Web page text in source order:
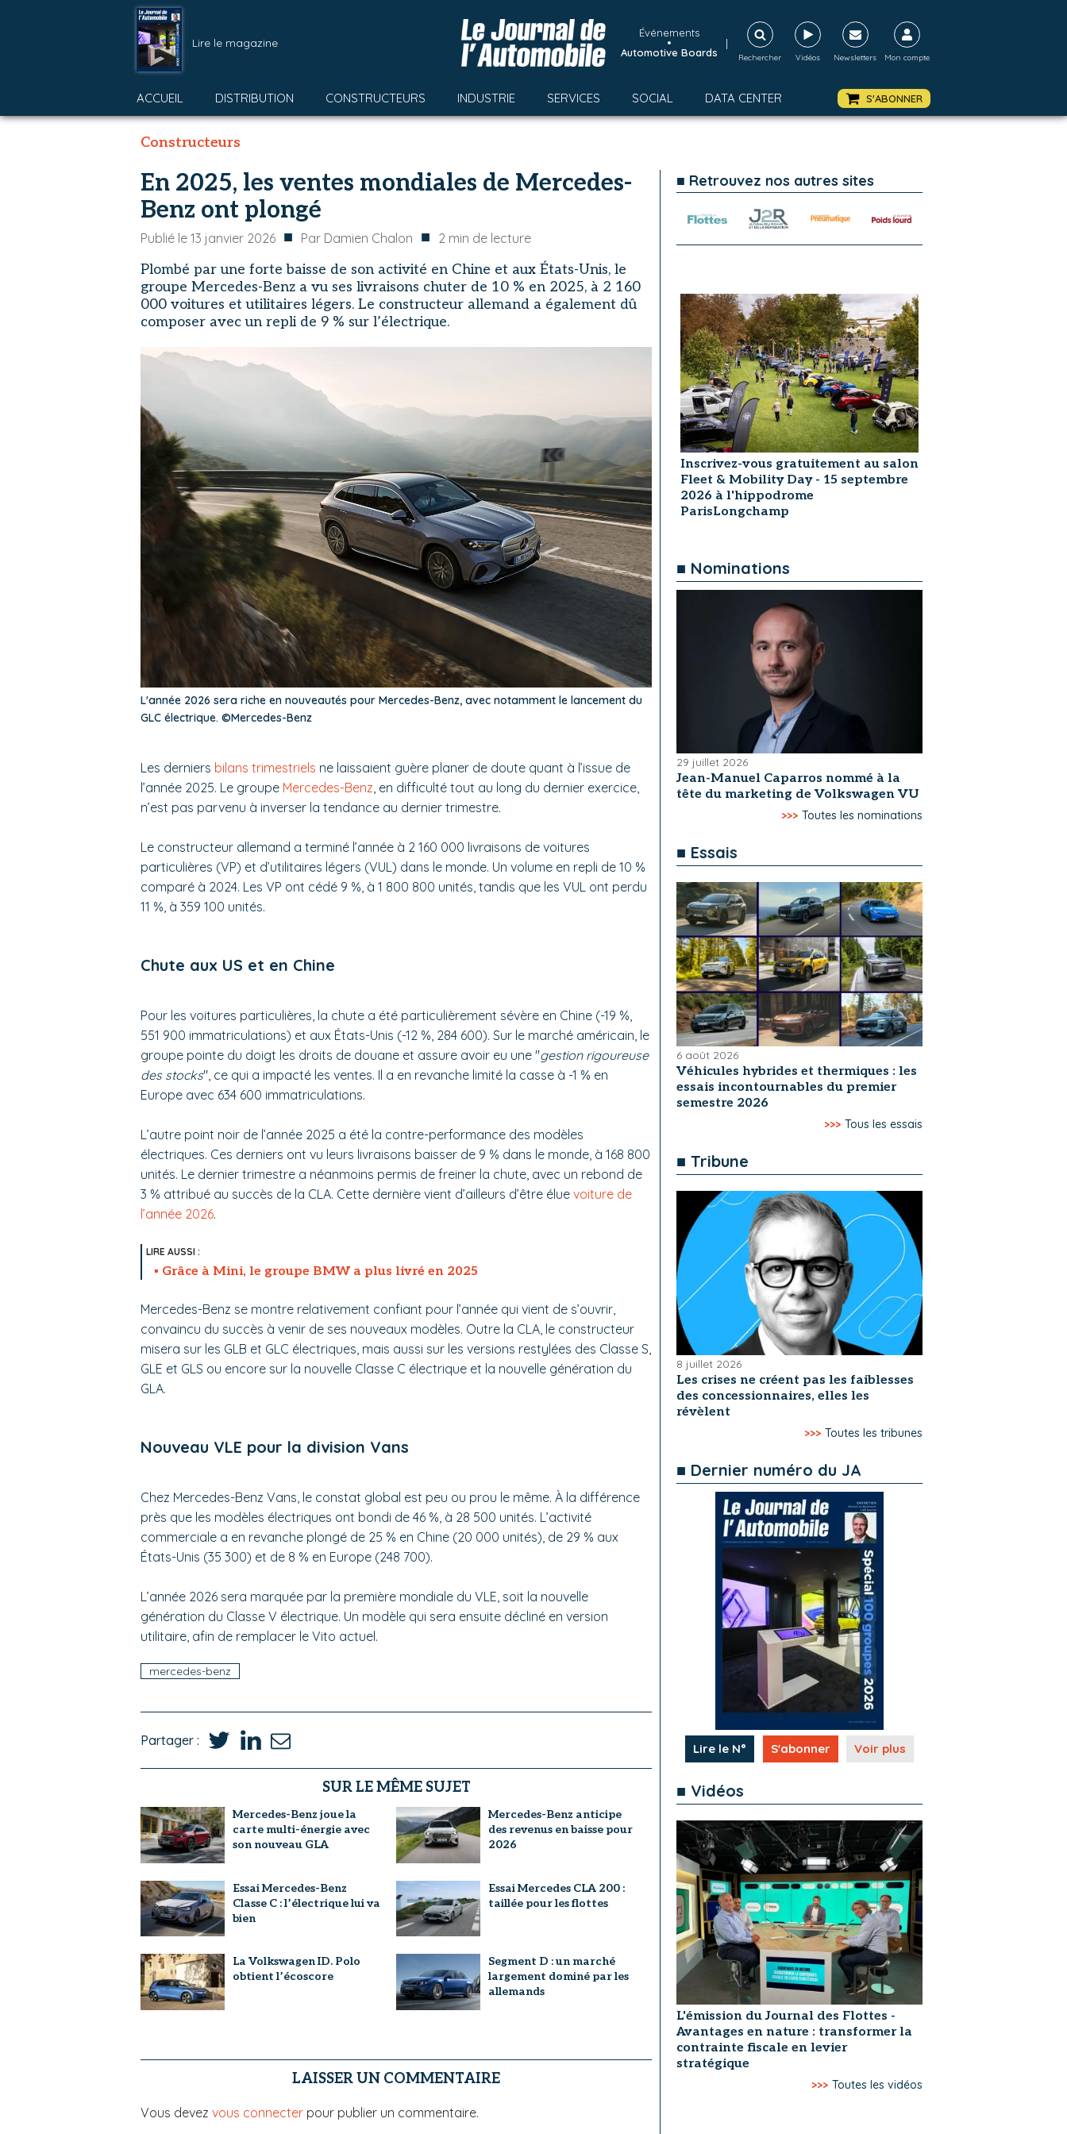
Lire le magazine
Événements
•
Automotive Boards
|
Rechercher Vidéos Newsletters Mon compte
ACCUEIL DISTRIBUTION CONSTRUCTEURS INDUSTRIE SERVICES SOCIAL DATA CENTER S'ABONNER
Constructeurs
En 2025, les ventes mondiales de Mercedes-
Benz ont plongé
Publié le 13 janvier 2026 ■ Par Damien Chalon ■ 2 min de lecture
Plombé par une forte baisse de son activité en Chine et aux États-Unis, le
groupe Mercedes-Benz a vu ses livraisons chuter de 10 % en 2025, à 2 160
000 voitures et utilitaires légers. Le constructeur allemand a également dû
composer avec un repli de 9 % sur l’électrique.
L'année 2026 sera riche en nouveautés pour Mercedes-Benz, avec notamment le lancement du
GLC électrique. ©Mercedes-Benz
Les derniers bilans trimestriels ne laissaient guère planer de doute quant à l’issue de
l’année 2025. Le groupe Mercedes-Benz, en difficulté tout au long du dernier exercice,
n’est pas parvenu à inverser la tendance au dernier trimestre.
Le constructeur allemand a terminé l’année à 2 160 000 livraisons de voitures
particulières (VP) et d’utilitaires légers (VUL) dans le monde. Un volume en repli de 10 %
comparé à 2024. Les VP ont cédé 9 %, à 1 800 800 unités, tandis que les VUL ont perdu
11 %, à 359 100 unités.
Chute aux US et en Chine
Pour les voitures particulières, la chute a été particulièrement sévère en Chine (-19 %,
551 900 immatriculations) et aux États-Unis (-12 %, 284 600). Sur le marché américain, le
groupe pointe du doigt les droits de douane et assure avoir eu une "gestion rigoureuse
des stocks", ce qui a impacté les ventes. Il a en revanche limité la casse à -1 % en
Europe avec 634 600 immatriculations.
L’autre point noir de l’année 2025 a été la contre-performance des modèles
électriques. Ces derniers ont vu leurs livraisons baisser de 9 % dans le monde, à 168 800
unités. Le dernier trimestre a néanmoins permis de freiner la chute, avec un rebond de
3 % attribué au succès de la CLA. Cette dernière vient d’ailleurs d’être élue voiture de
l’année 2026.
Grâce à Mini, le groupe BMW a plus livré en 2025
Mercedes-Benz se montre relativement confiant pour l’année qui vient de s’ouvrir,
convaincu du succès à venir de ses nouveaux modèles. Outre la CLA, le constructeur
misera sur les GLB et GLC électriques, mais aussi sur les versions restylées des Classe S,
GLE et GLS ou encore sur la nouvelle Classe C électrique et la nouvelle génération du
GLA.
Nouveau VLE pour la division Vans
Chez Mercedes-Benz Vans, le constat global est peu ou prou le même. À la différence
près que les modèles électriques ont bondi de 46 %, à 28 500 unités. L’activité
commerciale a en revanche plongé de 25 % en Chine (20 000 unités), de 29 % aux
États-Unis (35 300) et de 8 % en Europe (248 700).
L’année 2026 sera marquée par la première mondiale du VLE, soit la nouvelle
génération du Classe V électrique. Un modèle qui sera ensuite décliné en version
utilitaire, afin de remplacer le Vito actuel.
mercedes-benz
Partager :
SUR LE MÊME SUJET
Mercedes-Benz joue la
carte multi-énergie avec
son nouveau GLA
Mercedes-Benz anticipe
des revenus en baisse pour
2026
Essai Mercedes-Benz
Classe C : l’électrique lui va
bien
Essai Mercedes CLA 200 :
taillée pour les flottes
La Volkswagen ID. Polo
obtient l’écoscore
Segment D : un marché
largement dominé par les
allemands
LAISSER UN COMMENTAIRE
Vous devez vous connecter pour publier un commentaire.
■ Retrouvez nos autres sites
Inscrivez-vous gratuitement au salon
Fleet & Mobility Day - 15 septembre
2026 à l'hippodrome
ParisLongchamp
■ Nominations
29 juillet 2026
Jean-Manuel Caparros nommé à la
tête du marketing de Volkswagen VU
>>> Toutes les nominations
■ Essais
6 août 2026
Véhicules hybrides et thermiques : les
essais incontournables du premier
semestre 2026
>>> Tous les essais
■ Tribune
8 juillet 2026
Les crises ne créent pas les faiblesses
des concessionnaires, elles les
révèlent
>>> Toutes les tribunes
■ Dernier numéro du JA
Lire le N° S'abonner Voir plus
■ Vidéos
L'émission du Journal des Flottes -
Avantages en nature : transformer la
contrainte fiscale en levier
stratégique
>>> Toutes les vidéos